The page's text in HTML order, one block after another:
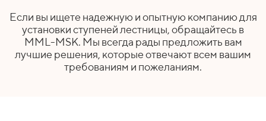
Если вы ищете надежную и опытную компанию для
установки ступеней лестницы, обращайтесь в
MML-MSK. Мы всегда рады предложить вам
лучшие решения, которые отвечают всем вашим
требованиям и пожеланиям.